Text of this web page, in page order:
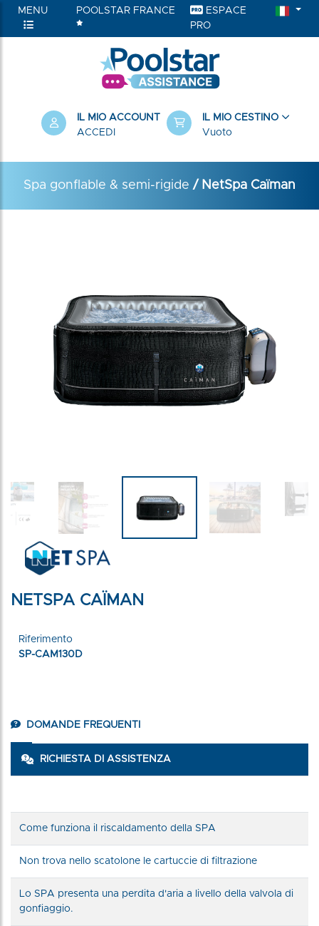
MENU POOLSTAR FRANCE
ESPACE
PRO
IL MIO ACCOUNT
ACCEDI
IL MIO CESTINO
Vuoto
Spa gonflable & semi-rigide / NetSpa Caïman
NETSPA CAÏMAN
Riferimento
SP-CAM130D
DOMANDE FREQUENTI
RICHIESTA DI ASSISTENZA
Come funziona il riscaldamento della SPA
Non trova nello scatolone le cartuccie di filtrazione
Lo SPA presenta una perdita d'aria a livello della valvola di
gonfiaggio.